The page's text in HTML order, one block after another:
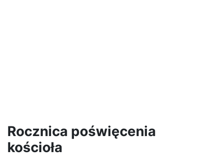
Rocznica poświęcenia
kościoła